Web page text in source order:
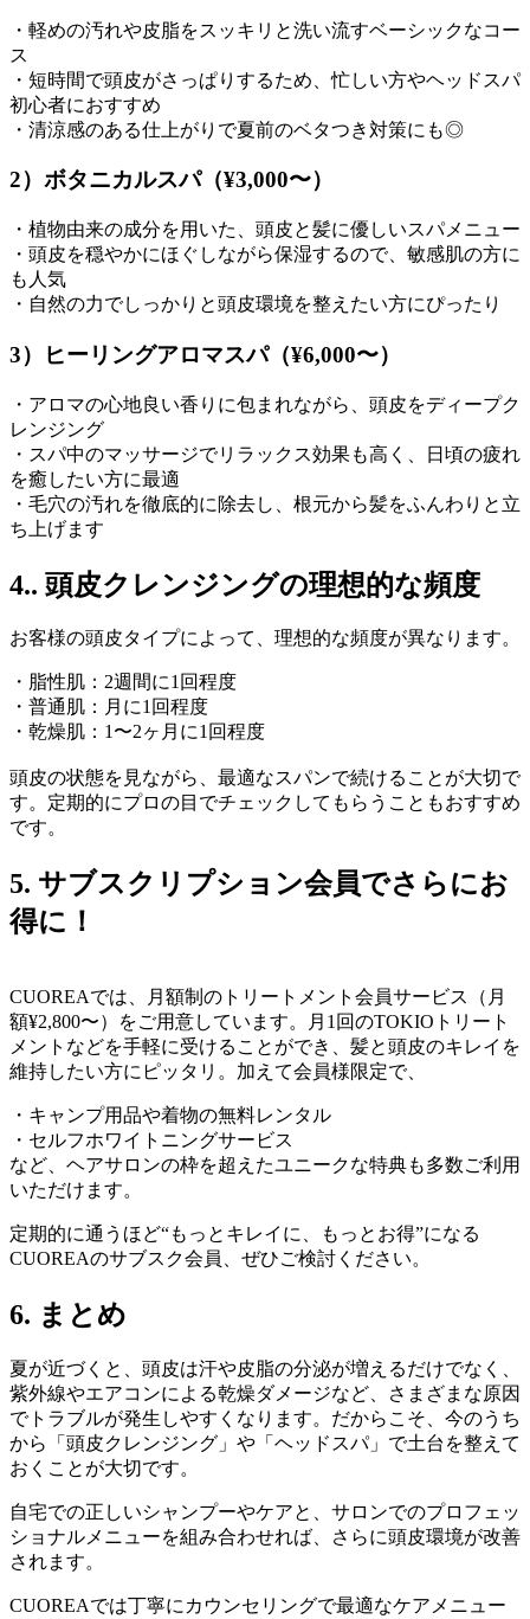
・軽めの汚れや皮脂をスッキリと洗い流すベーシックなコー
ス
・短時間で頭皮がさっぱりするため、忙しい方やヘッドスパ
初心者におすすめ
・清涼感のある仕上がりで夏前のベタつき対策にも◎
2）ボタニカルスパ（¥3,000〜）
・植物由来の成分を用いた、頭皮と髪に優しいスパメニュー
・頭皮を穏やかにほぐしながら保湿するので、敏感肌の方に
も人気
・自然の力でしっかりと頭皮環境を整えたい方にぴったり
3）ヒーリングアロマスパ（¥6,000〜）
・アロマの心地良い香りに包まれながら、頭皮をディープク
レンジング
・スパ中のマッサージでリラックス効果も高く、日頃の疲れ
を癒したい方に最適
・毛穴の汚れを徹底的に除去し、根元から髪をふんわりと立
ち上げます
4.. 頭皮クレンジングの理想的な頻度
お客様の頭皮タイプによって、理想的な頻度が異なります。
・脂性肌：2週間に1回程度
・普通肌：月に1回程度
・乾燥肌：1〜2ヶ月に1回程度
頭皮の状態を見ながら、最適なスパンで続けることが大切で
す。定期的にプロの目でチェックしてもらうこともおすすめ
です。
5. サブスクリプション会員でさらにお
得に！
CUOREAでは、月額制のトリートメント会員サービス（月
額¥2,800〜）をご用意しています。月1回のTOKIOトリート
メントなどを手軽に受けることができ、髪と頭皮のキレイを
維持したい方にピッタリ。加えて会員様限定で、
・キャンプ用品や着物の無料レンタル
・セルフホワイトニングサービス
など、ヘアサロンの枠を超えたユニークな特典も多数ご利用
いただけます。
定期的に通うほど“もっとキレイに、もっとお得”になる
CUOREAのサブスク会員、ぜひご検討ください。
6. まとめ
夏が近づくと、頭皮は汗や皮脂の分泌が増えるだけでなく、
紫外線やエアコンによる乾燥ダメージなど、さまざまな原因
でトラブルが発生しやすくなります。だからこそ、今のうち
から「頭皮クレンジング」や「ヘッドスパ」で土台を整えて
おくことが大切です。
自宅での正しいシャンプーやケアと、サロンでのプロフェッ
ショナルメニューを組み合わせれば、さらに頭皮環境が改善
されます。
CUOREAでは丁寧にカウンセリングで最適なケアメニュー